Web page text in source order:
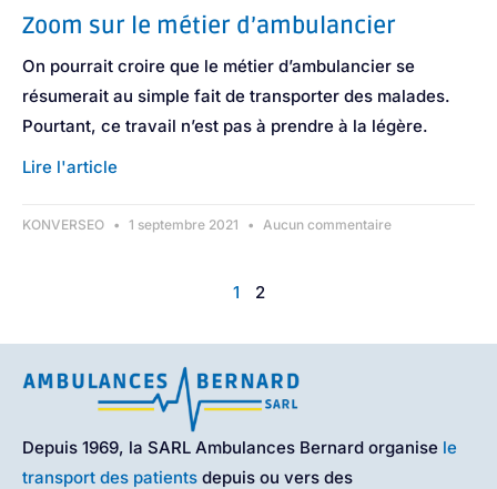
Zoom sur le métier d’ambulancier
On pourrait croire que le métier d’ambulancier se
résumerait au simple fait de transporter des malades.
Pourtant, ce travail n’est pas à prendre à la légère.
Lire l'article
KONVERSEO 1 septembre 2021 Aucun commentaire
1 2
Depuis 1969, la SARL Ambulances Bernard organise le
transport des patients depuis ou vers des